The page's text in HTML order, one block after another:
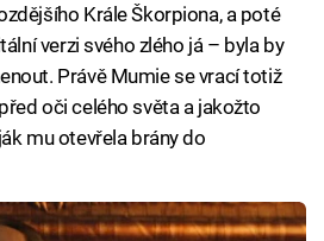
Krále Škorpiona, a poté
verzi svého zlého já – byla by
Právě Mumie se vrací totiž
oči celého světa a jakožto
mu otevřela brány do